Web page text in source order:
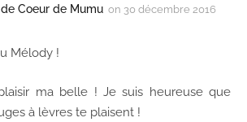
Coeur de Mumu on 30 décembre 2016
Mélody !
ma belle ! Je suis heureuse que
à lèvres te plaisent !